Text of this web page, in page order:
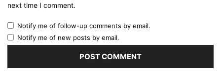
next time I comment.
Notify me of follow-up comments by email.
Notify me of new posts by email.